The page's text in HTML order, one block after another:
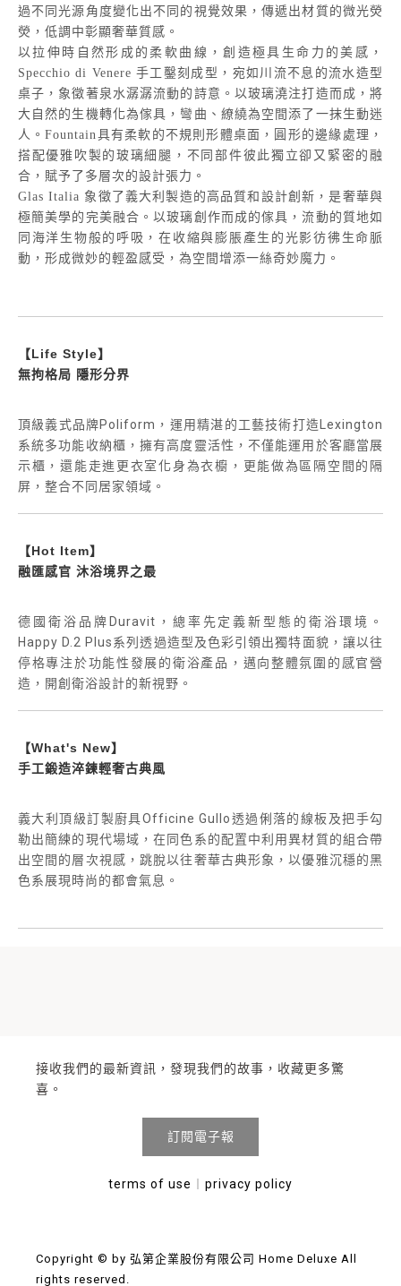
過不同光源角度變化出不同的視覺效果，傳遞出材質的微光熒
熒，低調中彰顯奢華質感。
以拉伸時自然形成的柔軟曲線，創造極具生命力的美感，
Specchio di Venere 手工鑿刻成型，宛如川流不息的流水造型
桌子，象徵著泉水潺潺流動的詩意。以玻璃澆注打造而成，將
大自然的生機轉化為傢具，彎曲、繚繞為空間添了一抹生動迷
人。Fountain具有柔軟的不規則形體桌面，圓形的邊緣處理，
搭配優雅吹製的玻璃細腿，不同部件彼此獨立卻又緊密的融
合，賦予了多層次的設計張力。
Glas Italia 象徵了義大利製造的高品質和設計創新，是奢華與
極簡美學的完美融合。以玻璃創作而成的傢具，流動的質地如
同海洋生物般的呼吸，在收縮與膨脹產生的光影彷彿生命脈
動，形成微妙的輕盈感受，為空間增添一絲奇妙魔力。
【Life Style】
無拘格局 隱形分界
頂級義式品牌Poliform，運用精湛的工藝技術打造Lexington
系統多功能收納櫃，擁有高度靈活性，不僅能運用於客廳當展
示櫃，還能走進更衣室化身為衣櫥，更能做為區隔空間的隔
屏，整合不同居家領域。
【Hot Item】
融匯感官 沐浴境界之最
德國衛浴品牌Duravit，總率先定義新型態的衛浴環境。
Happy D.2 Plus系列透過造型及色彩引領出獨特面貌，讓以往
停格專注於功能性發展的衛浴產品，邁向整體氛圍的感官營
造，開創衛浴設計的新視野。
【What's New】
手工鍛造淬鍊輕奢古典風
義大利頂級訂製廚具Officine Gullo透過俐落的線板及把手勾
勒出簡練的現代場域，在同色系的配置中利用異材質的組合帶
出空間的層次視感，跳脫以往奢華古典形象，以優雅沉穩的黑
色系展現時尚的都會氣息。
Copyright © by 弘第企業股份有限公司 Home Deluxe All
rights reserved.
接收我們的最新資訊，發現我們的故事，收藏更多驚
喜。
訂閱電子報
terms of use privacy policy